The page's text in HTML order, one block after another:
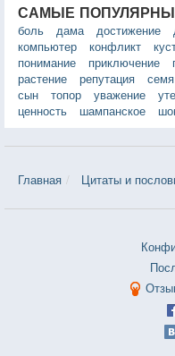
САМЫЕ
боль
дама достижение
компьютер
конфликт
понимание
приключение
растение
репутация семя
сын
топор уважение
ценность
шампанское
Главная Цитаты и